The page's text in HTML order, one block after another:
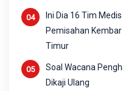
Ini Dia 16 Tim
Pemisahan
Timur
Soal Wacana
Dikaji Ulang